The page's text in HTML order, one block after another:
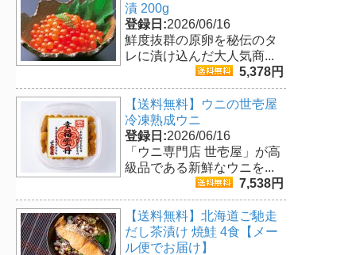
漬 200g
登録日:2026/06/16
鮮度抜群の原卵を秘伝のタ
レに漬け込んだ大人気商...
5,378円
【送料無料】ウニの世壱屋
冷凍熟成ウニ
登録日:2026/06/16
「ウニ専門店 世壱屋」が高
級品である新鮮なウニを...
7,538円
【送料無料】北海道ご馳走
だし茶漬け 焼鮭 4食【メー
ル便でお届け】